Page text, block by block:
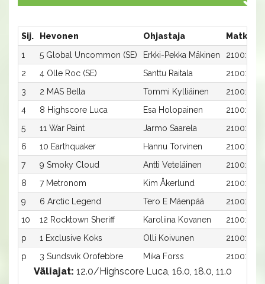
Sij. Hevonen Ohjastaja
1
5 Global Uncommon (SE) Erkki-Pekka Mäkinen
2100:5
2
4 Olle Roc (SE) Santtu Raitala
2100:4
3
2 MAS Bella Tommi Kylliäinen
2100:2
4
8 Highscore Luca Esa Holopainen
2100:8
5
11 War Paint Jarmo Saarela
2100:11
6
10 Earthquaker Hannu Torvinen
2100:10
7
9 Smoky Cloud Antti Veteläinen
2100:9
8
7 Metronom Kim Åkerlund
2100:7
9
6 Arctic Legend Tero E Mäenpää
2100:6
10
12 Rocktown Sheriff Karoliina Kovanen
2100:12
p
1 Exclusive Koks Olli Koivunen
2100:1
p
3 Sundsvik Orofebbre Mika Forss 2100:3
Väliajat: 12.0/Highscore Luca, 16.0, 18.0, 11.0